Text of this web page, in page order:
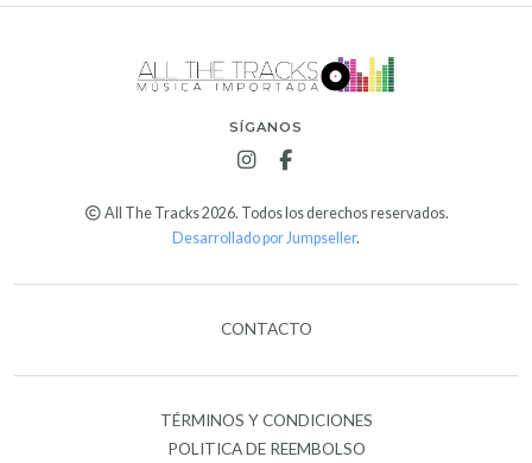
SÍGANOS
All The Tracks 2026. Todos los derechos reservados.
Desarrollado por Jumpseller.
CONTACTO
TÉRMINOS Y CONDICIONES
POLITICA DE REEMBOLSO